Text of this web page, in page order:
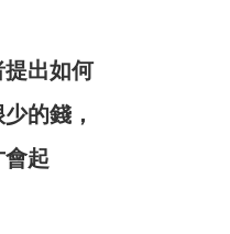
提出如何
的錢，
起